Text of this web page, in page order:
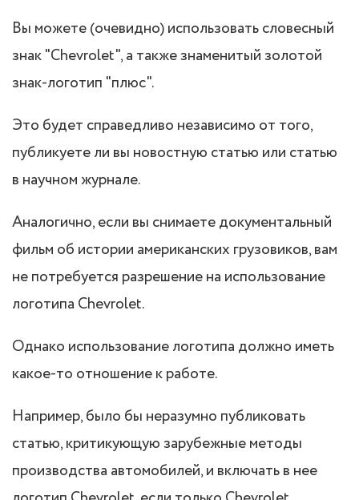
Вы можете (очевидно) использовать словесный
знак "Chevrolet", а также знаменитый золотой
знак-логотип "плюс".
Это будет справедливо независимо от того,
публикуете ли вы новостную статью или статью
в научном журнале.
Аналогично, если вы снимаете документальный
фильм об истории американских грузовиков, вам
не потребуется разрешение на использование
логотипа Chevrolet.
Однако использование логотипа должно иметь
какое-то отношение к работе.
Например, было бы неразумно публиковать
статью, критикующую зарубежные методы
производства автомобилей, и включать в нее